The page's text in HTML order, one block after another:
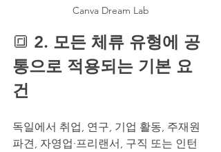
Canva Dream Lab
🔳 2. 모든 체류 유형에 공
통으로 적용되는 기본 요
건
독일에서 취업, 연구, 기업 활동, 주재원
파견, 자영업·프리랜서, 구직 또는 인턴